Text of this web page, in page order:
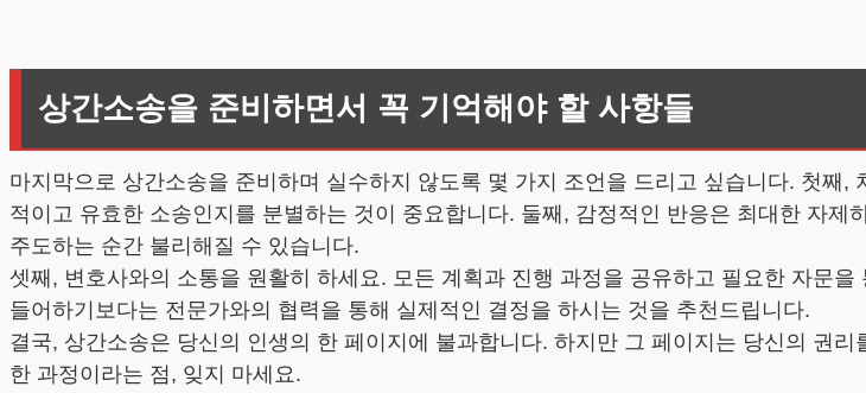
상간소송을 준비하면서 꼭 기억해야 할 사항들
마지막으로 상간소송을 준비하며 실수하지 않도록 몇 가지 조언을 드리고 싶습니다. 첫째
적이고 유효한 소송인지를 분별하는 것이 중요합니다. 둘째, 감정적인 반응은 최대한 자
주도하는 순간 불리해질 수 있습니다.
셋째, 변호사와의 소통을 원활히 하세요. 모든 계획과 진행 과정을 공유하고 필요한 자문
들어하기보다는 전문가와의 협력을 통해 실제적인 결정을 하시는 것을 추천드립니다.
결국, 상간소송은 당신의 인생의 한 페이지에 불과합니다. 하지만 그 페이지는 당신의 권
한 과정이라는 점, 잊지 마세요.